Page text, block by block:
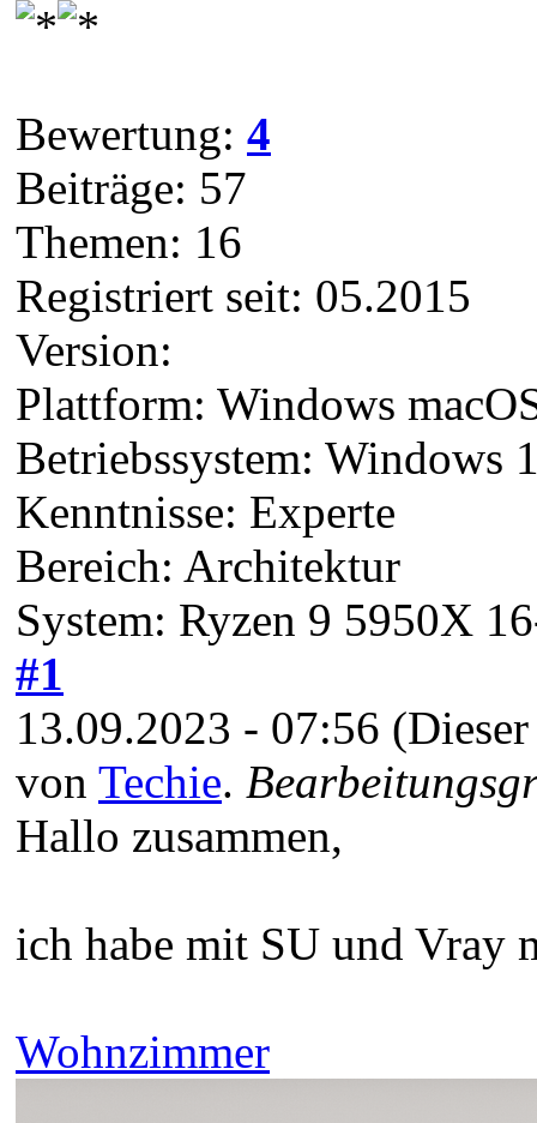
Bewertung: 4
Beiträge: 57
Themen: 16
Registriert seit: 05.2015
Version:
Plattform: Windows
Betriebssystem: Windows
Kenntnisse: Experte
Bereich: Architektur
System: Ryzen 9 5950X
#1
13.09.2023 - 07:56
von Techie.
Hallo zusammen,
ich habe mit SU und Vray
Wohnzimmer